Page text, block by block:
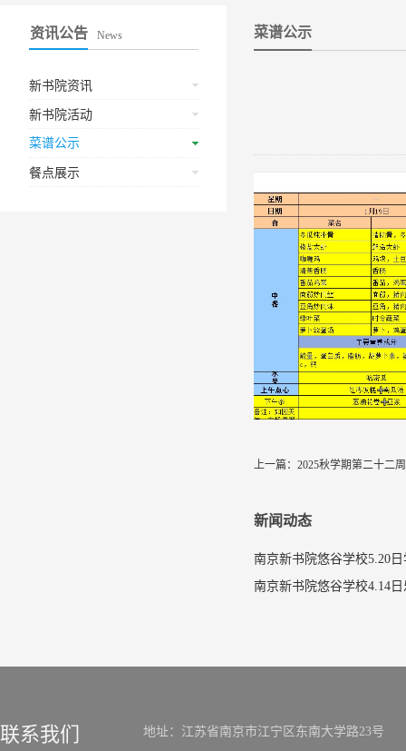
资讯公告 News
新书院资讯
新书院活动
菜谱公示
餐点展示
菜谱公示
上一篇： 2025秋学期第二十二
新闻动态
南京新书院悠谷学校5.20
联系我们 地址：江苏省南京市江宁区东南大学路23号